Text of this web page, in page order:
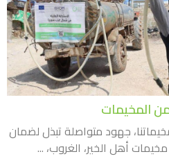
المخيمات
جهود متواصلة تبذل لضمان
أهل الخير، الغروب، ...